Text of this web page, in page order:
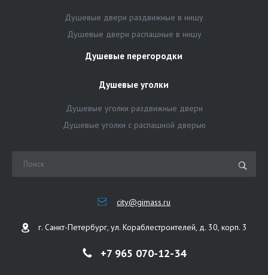
Душевые двери раздвижные в нишу
Душевые двери распашные в нишу
Душевые перегородки
Душевые уголки
Душевые уголки раздвижные двери
Душевые уголки с распашной дверью
city@gimass.ru
г. Санкт-Петербург, ул. Кораблестроителей, д. 30, корп. 3
+7 965 070-12-34